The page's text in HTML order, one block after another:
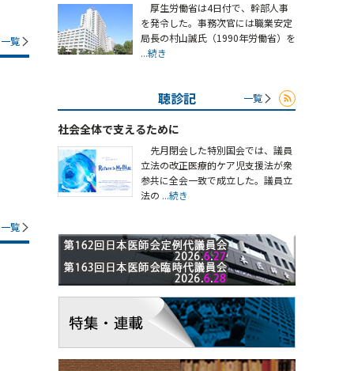
一覧
一覧
厚生労働省は4日付で、幹部人事
を発令した。事務次官には職業安定
局長の村山誠氏（1990年労働省）を
...続き
聴診記 一覧
社会全体で支えるために
先月閉会した特別国会では、議員
立法の改正医療的ケア児支援法が衆
参共に全会一致で成立した。議員立
法の ...続き